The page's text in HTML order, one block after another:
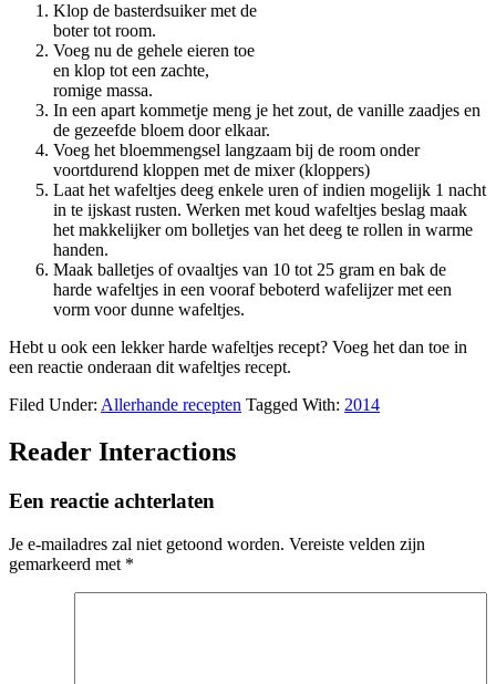
Klop de basterdsuiker met de
boter tot room.
Voeg nu de gehele eieren toe
en klop tot een zachte,
romige massa.
In een apart kommetje meng je het zout, de vanille zaadjes en
de gezeefde bloem door elkaar.
Voeg het bloemmengsel langzaam bij de room onder
voortdurend kloppen met de mixer (kloppers)
Laat het wafeltjes deeg enkele uren of indien mogelijk 1 nacht
in te ijskast rusten. Werken met koud wafeltjes beslag maak
het makkelijker om bolletjes van het deeg te rollen in warme
handen.
Maak balletjes of ovaaltjes van 10 tot 25 gram en bak de
harde wafeltjes in een vooraf beboterd wafelijzer met een
vorm voor dunne wafeltjes.
Hebt u ook een lekker harde wafeltjes recept? Voeg het dan toe in
een reactie onderaan dit wafeltjes recept.
Filed Under: Allerhande recepten Tagged With: 2014
Reader Interactions
Een reactie achterlaten
Je e-mailadres zal niet getoond worden. Vereiste velden zijn
gemarkeerd met *